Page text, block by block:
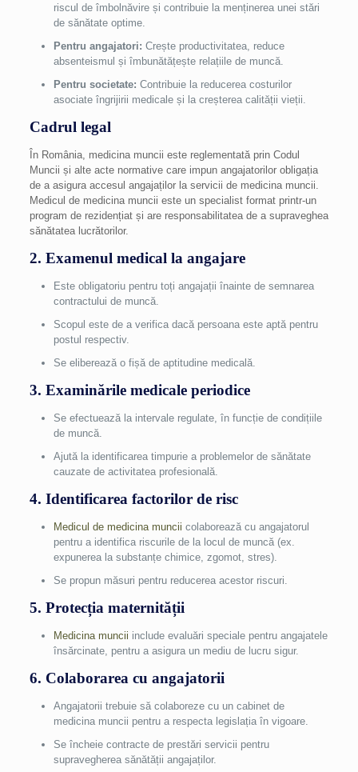
riscul de îmbolnăvire și contribuie la menținerea unei stări
de sănătate optime.
Pentru angajatori: Crește productivitatea, reduce
absenteismul și îmbunătățește relațiile de muncă.
Pentru societate: Contribuie la reducerea costurilor
asociate îngrijirii medicale și la creșterea calității vieții.
Cadrul legal
În România, medicina muncii este reglementată prin Codul
Muncii și alte acte normative care impun angajatorilor obligația
de a asigura accesul angajaților la servicii de medicina muncii.
Medicul de medicina muncii este un specialist format printr-un
program de rezidențiat și are responsabilitatea de a supraveghea
sănătatea lucrătorilor.
2. Examenul medical la angajare
Este obligatoriu pentru toți angajații înainte de semnarea
contractului de muncă.
Scopul este de a verifica dacă persoana este aptă pentru
postul respectiv.
Se eliberează o fișă de aptitudine medicală.
3. Examinările medicale periodice
Se efectuează la intervale regulate, în funcție de condițiile
de muncă.
Ajută la identificarea timpurie a problemelor de sănătate
cauzate de activitatea profesională.
4. Identificarea factorilor de risc
Medicul de medicina muncii colaborează cu angajatorul
pentru a identifica riscurile de la locul de muncă (ex.
expunerea la substanțe chimice, zgomot, stres).
Se propun măsuri pentru reducerea acestor riscuri.
5. Protecția maternității
Medicina muncii include evaluări speciale pentru angajatele
însărcinate, pentru a asigura un mediu de lucru sigur.
6. Colaborarea cu angajatorii
Angajatorii trebuie să colaboreze cu un cabinet de
medicina muncii pentru a respecta legislația în vigoare.
Se încheie contracte de prestări servicii pentru
supravegherea sănătății angajaților.